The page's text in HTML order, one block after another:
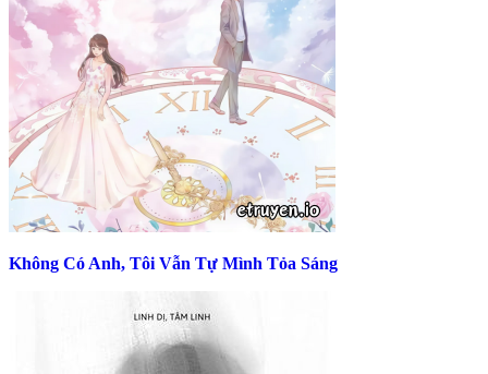
Không Có Anh, Tôi Vẫn Tự Mình Tỏa Sáng